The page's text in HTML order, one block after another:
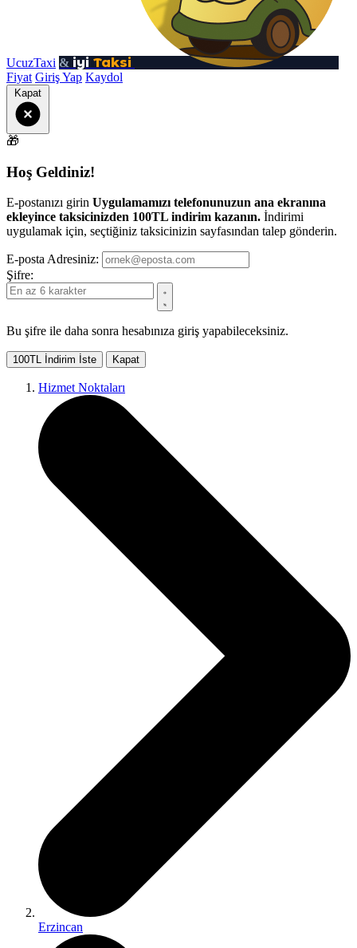
UcuzTaxi & iyi Taksi
Fiyat Giriş Yap Kaydol
Kapat
🎁
Hoş Geldiniz!
E-postanızı girin Uygulamamızı telefonunuzun ana ekranına
ekleyince taksicinizden 100TL indirim kazanın. İndirimi
uygulamak için, seçtiğiniz taksicinizin sayfasından talep gönderin.
E-posta Adresiniz:
Şifre:
Bu şifre ile daha sonra hesabınıza giriş yapabileceksiniz.
100TL İndirim İste Kapat
Hizmet Noktaları
Erzincan